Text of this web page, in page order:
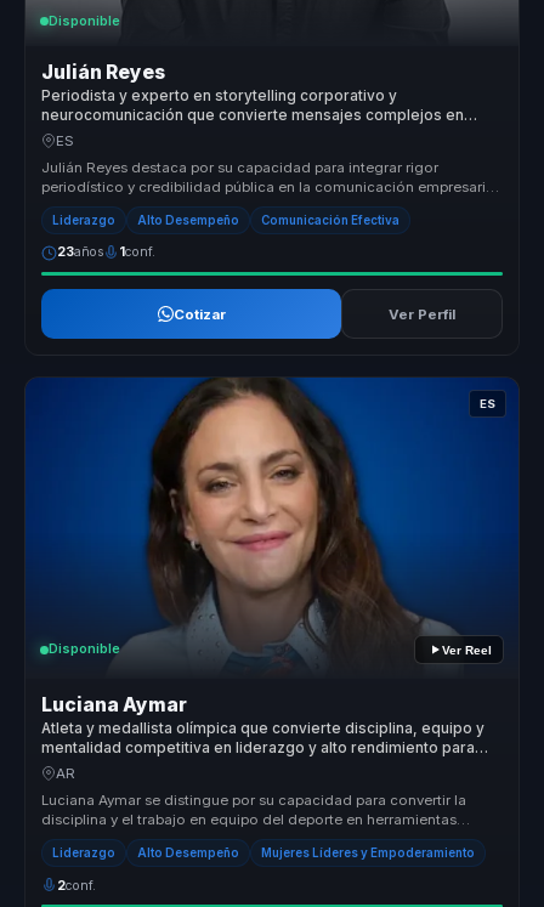
Disponible
Julián Reyes
Periodista y experto en storytelling corporativo y
neurocomunicación que convierte mensajes complejos en
claridad e impacto mediático para líderes.
ES
Julián Reyes destaca por su capacidad para integrar rigor
periodístico y credibilidad pública en la comunicación empresarial.
Su metodolo...
Liderazgo Alto Desempeño Comunicación Efectiva
23años 1conf.
Cotizar Ver Perfil
ES
Disponible Ver Reel
Luciana Aymar
Atleta y medallista olímpica que convierte disciplina, equipo y
mentalidad competitiva en liderazgo y alto rendimiento para
organizaciones.
AR
Luciana Aymar se distingue por su capacidad para convertir la
disciplina y el trabajo en equipo del deporte en herramientas
poderosas par...
Liderazgo Alto Desempeño Mujeres Líderes y Empoderamiento
2conf.